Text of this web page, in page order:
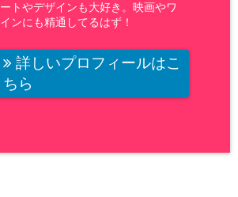
ートやデザインも大好き。映画やワ
インにも精通してるはず！
詳しいプロフィールはこ
ちら